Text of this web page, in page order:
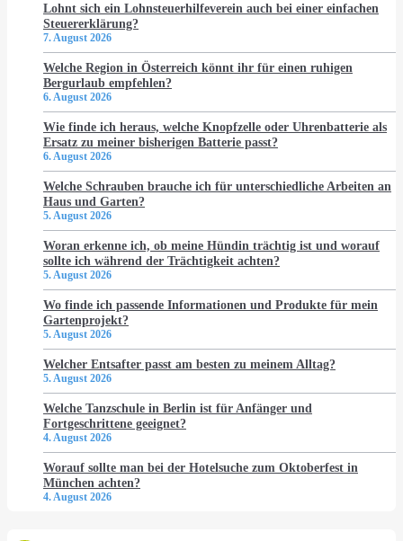
Lohnt sich ein Lohnsteuerhilfeverein auch bei einer einfachen
Steuererklärung?
7. August 2026
Welche Region in Österreich könnt ihr für einen ruhigen
Bergurlaub empfehlen?
6. August 2026
Wie finde ich heraus, welche Knopfzelle oder Uhrenbatterie als
Ersatz zu meiner bisherigen Batterie passt?
6. August 2026
Welche Schrauben brauche ich für unterschiedliche Arbeiten an
Haus und Garten?
5. August 2026
Woran erkenne ich, ob meine Hündin trächtig ist und worauf
sollte ich während der Trächtigkeit achten?
5. August 2026
Wo finde ich passende Informationen und Produkte für mein
Gartenprojekt?
5. August 2026
Welcher Entsafter passt am besten zu meinem Alltag?
5. August 2026
Welche Tanzschule in Berlin ist für Anfänger und
Fortgeschrittene geeignet?
4. August 2026
Worauf sollte man bei der Hotelsuche zum Oktoberfest in
München achten?
4. August 2026